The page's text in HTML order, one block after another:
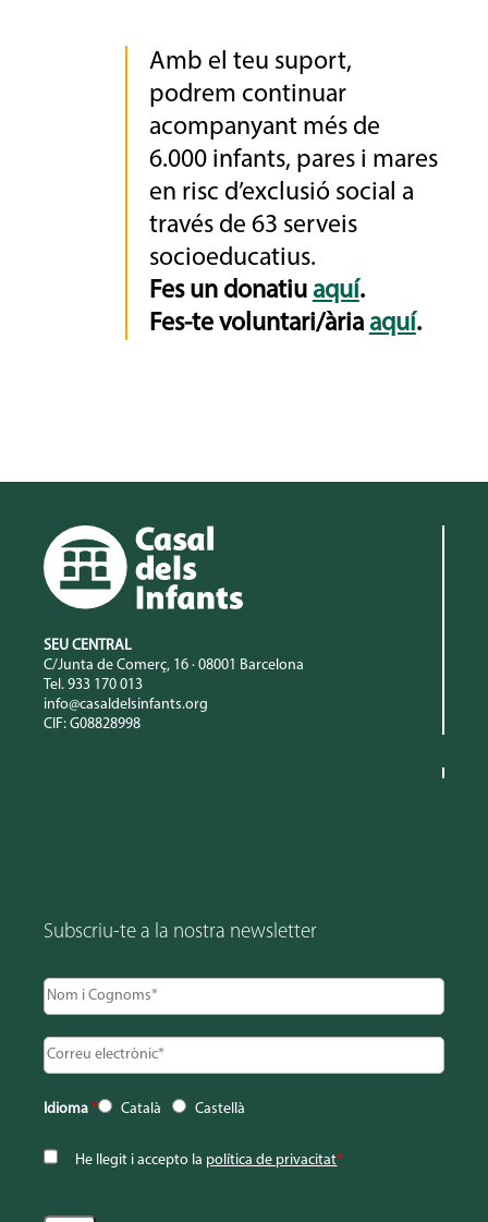
Amb el teu suport,
podrem continuar
acompanyant més de
6.000 infants, pares i mares
en risc d’exclusió social a
través de 63 serveis
socioeducatius.
Fes un donatiu aquí.
Fes-te voluntari/ària aquí.
SEU CENTRAL
C/Junta de Comerç, 16 · 08001 Barcelona
Tel. 933 170 013
info@casaldelsinfants.org
CIF: G08828998
Subscriu-te a la nostra newsletter
Idioma * Català Castellà
He llegit i accepto la política de privacitat*